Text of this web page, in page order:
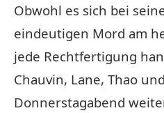
Obwohl es sich bei
eindeutigen Mord am
jede Rechtfertigung
Chauvin, Lane, Thao
Donnerstagabend